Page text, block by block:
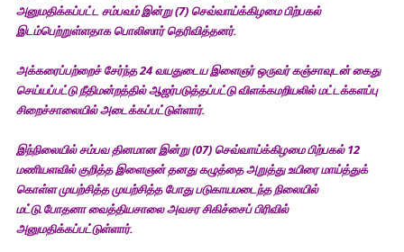
அனுமதிக்கப்பட்ட சம்பவம் இன்று (7) செவ்வாய்க்கிழமை பிற்பகல்
இடம்பெற்றுள்ளதாக பொலிஸார் தெரிவித்தனர்.
அக்கரைப்பற்றைச் சேர்ந்த 24 வயதுடைய இளைஞர் ஒருவர் கஞ்சாவுடன் கைது
செய்யப்பட்டு நீதிமன்றத்தில் ஆஜர்படுத்தப்பட்டு விளக்கமறியலில் மட்டக்களப்பு
சிறைச்சாலையில் அடைக்கப்பட்டுள்ளார்.
இந்நிலையில் சம்பவ தினமான இன்று (07) செவ்வாய்க்கிழமை பிற்பகல் 12
மணியளவில் குறித்த இளைஞன் தனது கழுத்தை அறுத்து உயிரை மாய்த்துக்
கொள்ள முயற்சித்த முயற்சித்த போது படுகாயமடைந்த நிலையில்
மட்டு.போதனா வைத்தியசாலை அவசர சிகிச்சைப் பிரிவில்
அனுமதிக்கப்பட்டுள்ளார்.